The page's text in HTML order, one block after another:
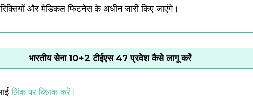
और मेडिकल फिटनेस के अधीन जारी किए जाएंगे।
भारतीय सेना 10+2 टीईएस 47 प्रवेश कैसे लागू करें
लिंक पर क्लिक करें।